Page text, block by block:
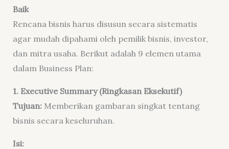
Baik
Rencana bisnis harus disusun secara sistematis
agar mudah dipahami oleh pemilik bisnis, investor,
dan mitra usaha. Berikut adalah 9 elemen utama
dalam Business Plan:
1. Executive Summary (Ringkasan Eksekutif)
Tujuan:Memberikan gambaran singkat tentang
bisnis secara keseluruhan.
Isi: